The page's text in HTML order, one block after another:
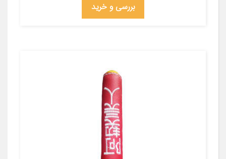
بررسی و خرید